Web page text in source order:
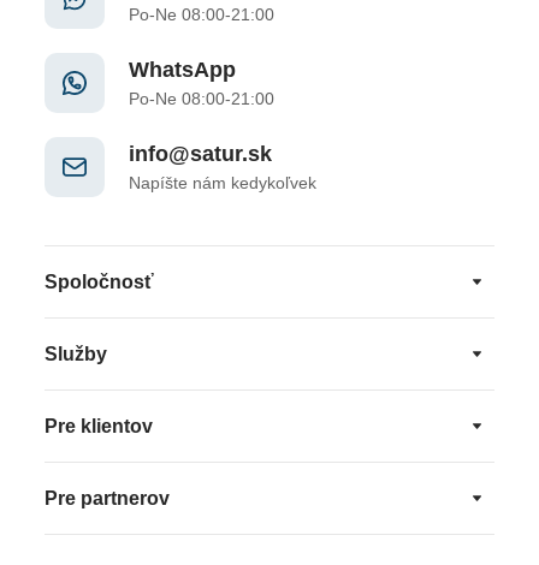
Po-Ne 08:00-21:00
WhatsApp
Po-Ne 08:00-21:00
info@satur.sk
Napíšte nám kedykoľvek
Spoločnosť
Služby
Pre klientov
Pre partnerov